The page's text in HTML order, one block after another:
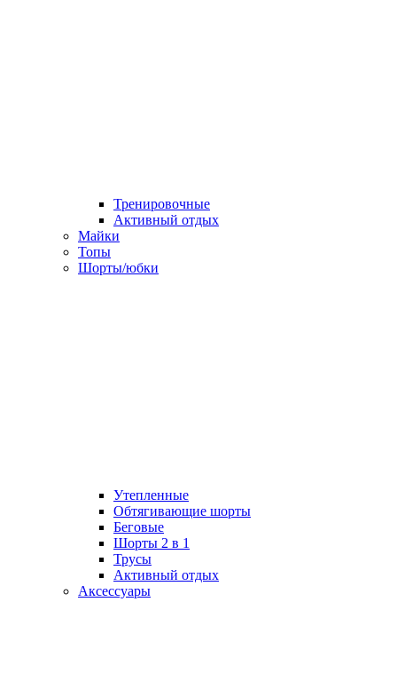
Тренировочные
Активный отдых
Майки
Топы
Шорты/юбки
Утепленные
Обтягивающие шорты
Беговые
Шорты 2 в 1
Трусы
Активный отдых
Аксессуары